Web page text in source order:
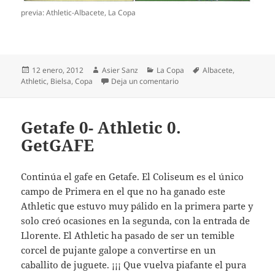
previa: Athletic-Albacete, La Copa
Publicado
el
12 enero, 2012 Autor
Asier Sanz Categorías
La Copa Etiquetas
Albacete,
Athletic, Bielsa,Copa Deja un comentarioen Athletic-Albacete. ¡¡A
Getafe 0- Athletic 0.
GetGAFE
Continúa el gafe en Getafe. El Coliseum es el único
campo de Primera en el que no ha ganado este
Athletic que estuvo muy pálido en la primera parte y
solo creó ocasiones en la segunda, con la entrada de
Llorente. El Athletic ha pasado de ser un temible
corcel de pujante galope a convertirse en un
caballito de juguete. ¡¡¡ Que vuelva piafante el pura